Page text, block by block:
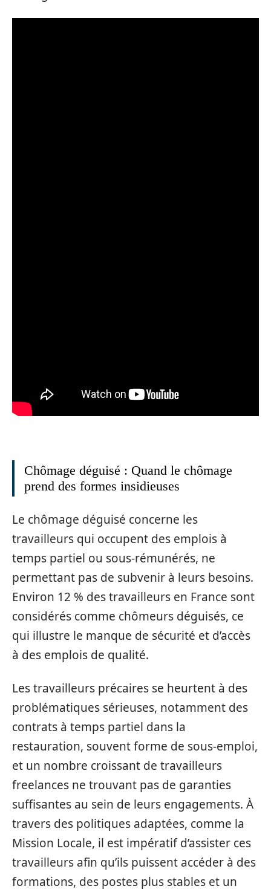
Chômage déguisé : Quand le chômage
prend des formes insidieuses
Le chômage déguisé concerne les
travailleurs qui occupent des emplois à
temps partiel ou sous-rémunérés, ne
permettant pas de subvenir à leurs besoins.
Environ 12 % des travailleurs en France sont
considérés comme chômeurs déguisés, ce
qui illustre le manque de sécurité et d’accès
à des emplois de qualité.
Les travailleurs précaires se heurtent à des
problématiques sérieuses, notamment des
contrats à temps partiel dans la
restauration, souvent forme de sous-emploi,
et un nombre croissant de travailleurs
freelances ne trouvant pas de garanties
suffisantes au sein de leurs engagements. À
travers des politiques adaptées, comme la
Mission Locale, il est impératif d’assister ces
travailleurs afin qu’ils puissent accéder à des
formations, des postes plus stables et un